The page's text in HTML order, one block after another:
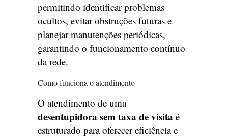
permitindo identificar problemas
ocultos, evitar obstruções futuras e
planejar manutenções periódicas,
garantindo o funcionamento contínuo
da rede.
Como funciona o atendimento
O atendimento de uma
desentupidora sem taxa de visita é
estruturado para oferecer eficiência e